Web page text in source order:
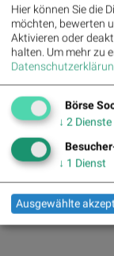
voestalpine :
CA Immo : 0.21%
Uniqa : 0.05%»
DO&CO : 0.00%»
Erste Group : -
Strabag : -1.56%
AT&S : -2.23%»
Österreichische
Details
Hier können Sie die
möchten, bewerten
Aktivieren oder
halten. Um mehr zu
Börse
↓ 2 Dienste
↓ 1 Dienst
Ausgewählte